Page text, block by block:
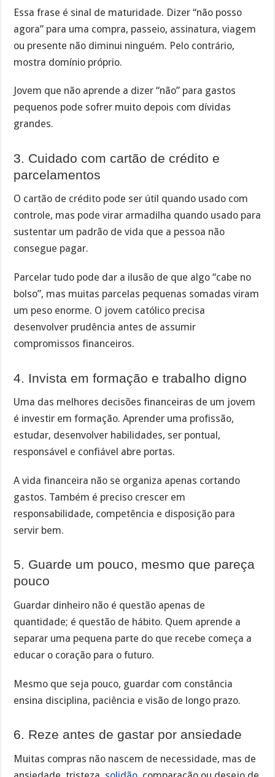
Essa frase é sinal de maturidade. Dizer “não posso
agora” para uma compra, passeio, assinatura, viagem
ou presente não diminui ninguém. Pelo contrário,
mostra domínio próprio.
Jovem que não aprende a dizer “não” para gastos
pequenos pode sofrer muito depois com dívidas
grandes.
3. Cuidado com cartão de crédito e
parcelamentos
O cartão de crédito pode ser útil quando usado com
controle, mas pode virar armadilha quando usado para
sustentar um padrão de vida que a pessoa não
consegue pagar.
Parcelar tudo pode dar a ilusão de que algo “cabe no
bolso”, mas muitas parcelas pequenas somadas viram
um peso enorme. O jovem católico precisa
desenvolver prudência antes de assumir
compromissos financeiros.
4. Invista em formação e trabalho digno
Uma das melhores decisões financeiras de um jovem
é investir em formação. Aprender uma profissão,
estudar, desenvolver habilidades, ser pontual,
responsável e confiável abre portas.
A vida financeira não se organiza apenas cortando
gastos. Também é preciso crescer em
responsabilidade, competência e disposição para
servir bem.
5. Guarde um pouco, mesmo que pareça
pouco
Guardar dinheiro não é questão apenas de
quantidade; é questão de hábito. Quem aprende a
separar uma pequena parte do que recebe começa a
educar o coração para o futuro.
Mesmo que seja pouco, guardar com constância
ensina disciplina, paciência e visão de longo prazo.
6. Reze antes de gastar por ansiedade
Muitas compras não nascem de necessidade, mas de